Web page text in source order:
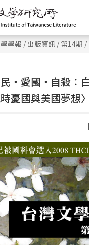
學報 / 出版資訊 / 第14期 /
‧愛國‧自殺：
憂國與美國夢想〉